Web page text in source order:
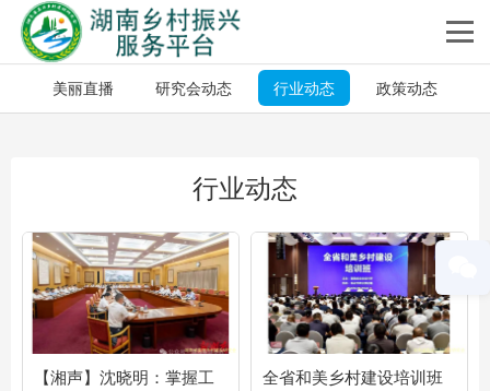
美丽直播 研究会动态 行业动态 政策动态
行业动态
【湘声】沈晓明：掌握工
全省和美乡村建设培训班